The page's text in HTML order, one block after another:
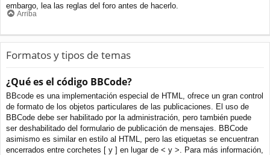
embargo, lea las reglas del foro antes de hacerlo.
Arriba
Formatos y tipos de temas
¿Qué es el código BBCode?
BBcode es una implementación especial de HTML, ofrece un gran control
de formato de los objetos particulares de las publicaciones. El uso de
BBCode debe ser habilitado por la administración, pero también puede
ser deshabilitado del formulario de publicación de mensajes. BBCode
asimismo es similar en estilo al HTML, pero las etiquetas se encuentran
encerrados entre corchetes [ y ] en lugar de < y >. Para más información,